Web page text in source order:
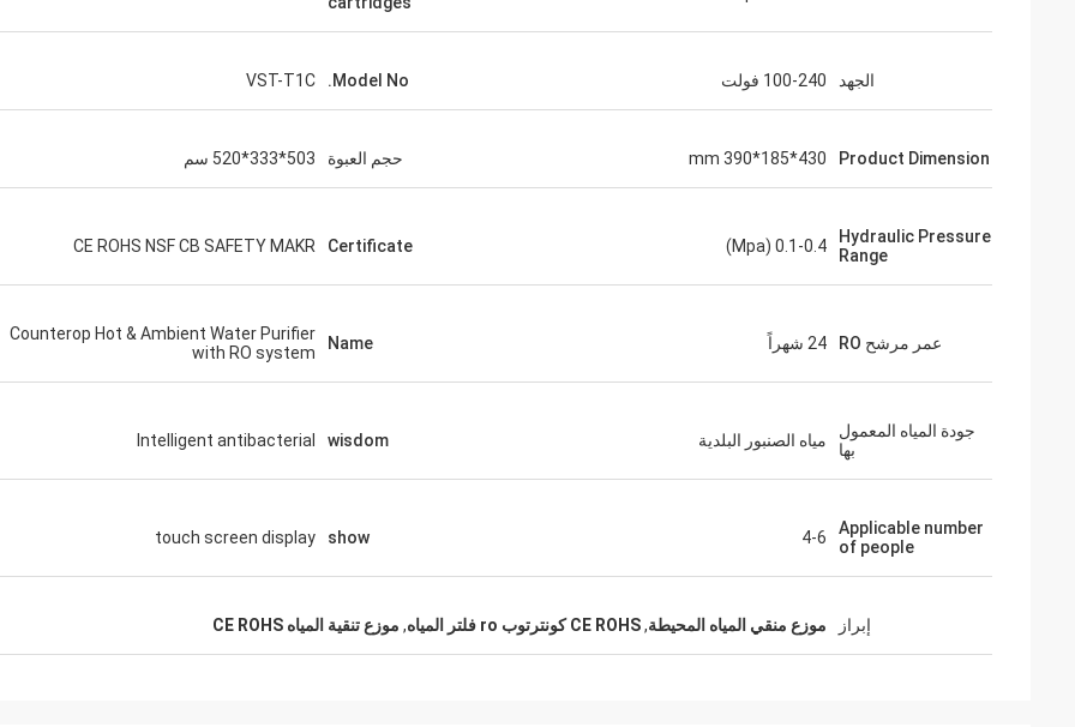
الجهد 100-240 فولت Model No.
VST-T1C
Product Dimension
430*185*390 mm حجم العبوة 503*333*520 سم
Hydraulic Pressure
Range
0.1-0.4 (Mpa)
Certificate
CE ROHS NSF CB SAFETY MAKR
عمر مرشح RO 24 شهراً Name
Counterop Hot & Ambient Water Purifier
with RO system
جودة المياه المعمول
بها
مياه الصنبور البلدية wisdom
lntelligent antibacterial
Applicable number
of people
4-6
show
touch screen display
إبراز موزع منقي المياه المحيطة,CE ROHS كونترتوب ro فلتر المياه , موزع تنقية المياه CE ROHS